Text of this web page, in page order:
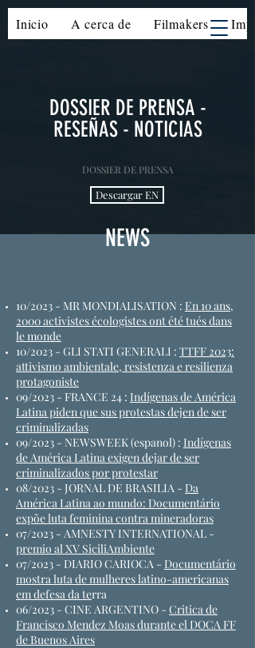
Inicio A cerca de Filmakers
DOSSIER DE PRENSA -
RESEÑAS - NOTICIAS
DOSSIER DE PRENSA
Descargar EN
NEWS
10/2023 - MR MONDIALISATION : En 10 ans,
2000 activistes écologistes ont été tués dans
le monde
10/2023 - GLI STATI GENERALI : TTFF 2023:
attivismo ambientale, resistenza e resilienza
protagoniste
09/2023 - FRANCE 24 : Indígenas de América
Latina piden que sus protestas dejen de ser
criminalizadas
09/2023 - NEWSWEEK (espanol) : Indígenas
de América Latina exigen dejar de ser
criminalizados por protestar
08/2023 - JORNAL DE BRASILIA - Da
América Latina ao mundo: Documentário
expõe luta feminina contra mineradoras
07/2023 - AMNESTY INTERNATIONAL -
premio al XV SiciliAmbiente
07/2023 - DIARIO CARIOCA - Documentário
mostra luta de mulheres latino-americanas
em defesa da terra
06/2023 - CINE ARGENTINO - Critica de
Francisco Mendez Moas durante el DOCA FF
de Buenos Aires